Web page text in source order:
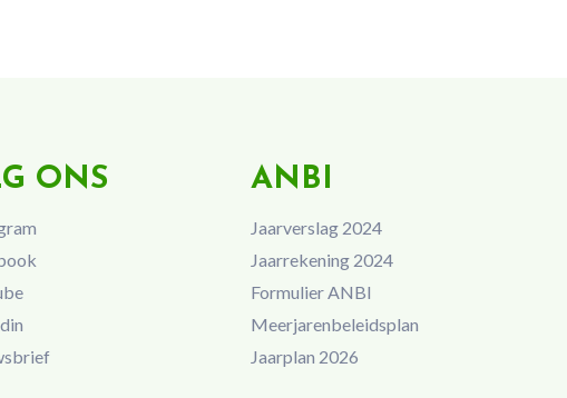
ONS ANBI
Jaarverslag 2024
Jaarrekening 2024
Formulier ANBI
Meerjarenbeleidsplan
Jaarplan 2026